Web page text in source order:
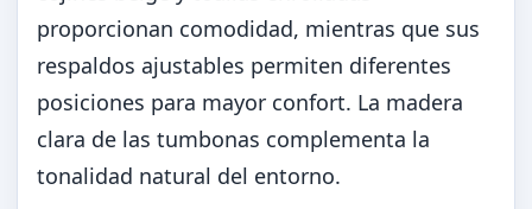
proporcionan comodidad, mientras que sus
respaldos ajustables permiten diferentes
posiciones para mayor confort. La madera
clara de las tumbonas complementa la
tonalidad natural del entorno.